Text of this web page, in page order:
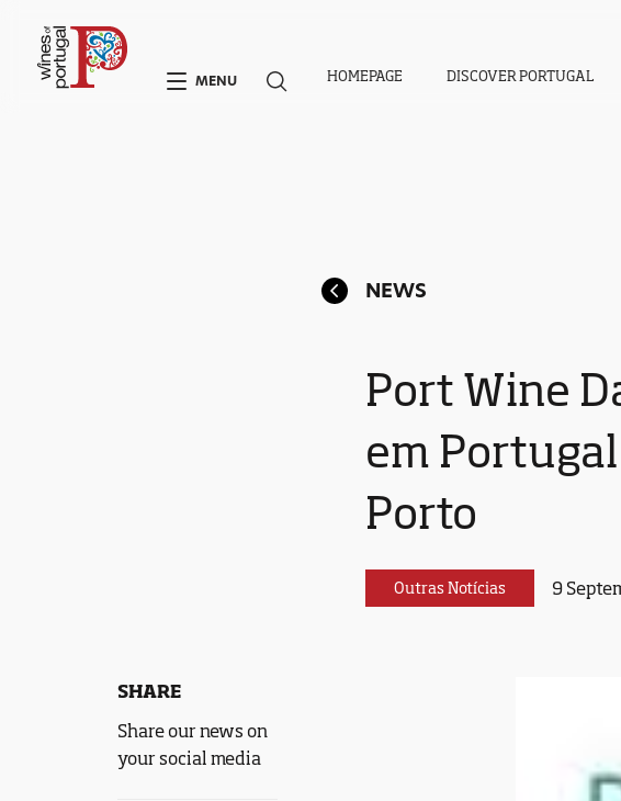
NEWS
Port Wine
em
Porto
Outras Notícias 9
SHARE
Share our news on
your social media
MENU HOMEPAGE DISCOVER PORTUGAL